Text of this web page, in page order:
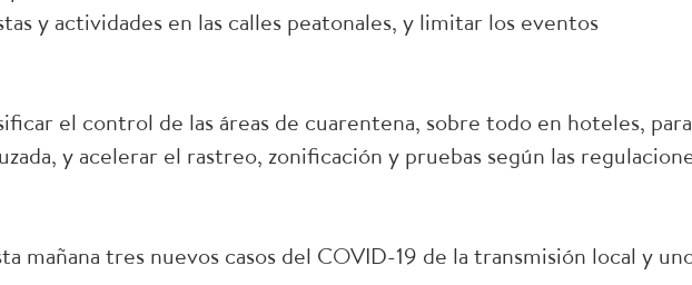
y actividades en las calles peatonales, y limitar los eventos
el control de las áreas de cuarentena, sobre todo en hoteles, para
y acelerar el rastreo, zonificación y pruebas según las
mañana tres nuevos casos del COVID-19 de la transmisión local y